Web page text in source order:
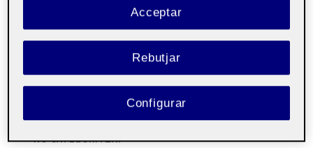
NO CATEGORITZAT
Rebutjar
Acceptar
Configurar